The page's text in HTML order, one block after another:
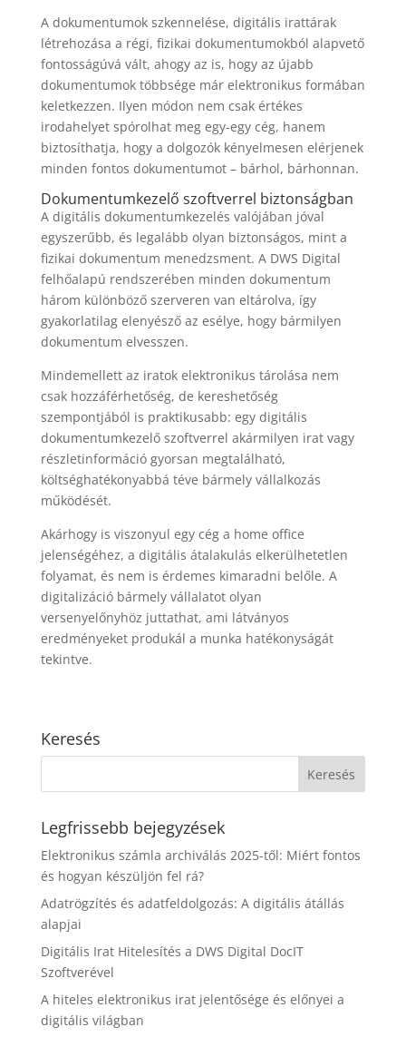
A dokumentumok szkennelése, digitális irattárak
létrehozása a régi, fizikai dokumentumokból alapvető
fontosságúvá vált, ahogy az is, hogy az újabb
dokumentumok többsége már elektronikus formában
keletkezzen. Ilyen módon nem csak értékes
irodahelyet spórolhat meg egy-egy cég, hanem
biztosíthatja, hogy a dolgozók kényelmesen elérjenek
minden fontos dokumentumot – bárhol, bárhonnan.
Dokumentumkezelő szoftverrel biztonságban
A digitális dokumentumkezelés valójában jóval
egyszerűbb, és legalább olyan biztonságos, mint a
fizikai dokumentum menedzsment. A DWS Digital
felhőalapú rendszerében minden dokumentum
három különböző szerveren van eltárolva, így
gyakorlatilag elenyésző az esélye, hogy bármilyen
dokumentum elvesszen.
Mindemellett az iratok elektronikus tárolása nem
csak hozzáférhetőség, de kereshetőség
szempontjából is praktikusabb: egy digitális
dokumentumkezelő szoftverrel akármilyen irat vagy
részletinformáció gyorsan megtalálható,
költséghatékonyabbá téve bármely vállalkozás
működését.
Akárhogy is viszonyul egy cég a home office
jelenségéhez, a digitális átalakulás elkerülhetetlen
folyamat, és nem is érdemes kimaradni belőle. A
digitalizáció bármely vállalatot olyan
versenyelőnyhöz juttathat, ami látványos
eredményeket produkál a munka hatékonyságát
tekintve.
Keresés
Legfrissebb bejegyzések
Elektronikus számla archiválás 2025-től: Miért fontos
és hogyan készüljön fel rá?
Adatrögzítés és adatfeldolgozás: A digitális átállás
alapjai
Digitális Irat Hitelesítés a DWS Digital DocIT
Szoftverével
A hiteles elektronikus irat jelentősége és előnyei a
digitális világban